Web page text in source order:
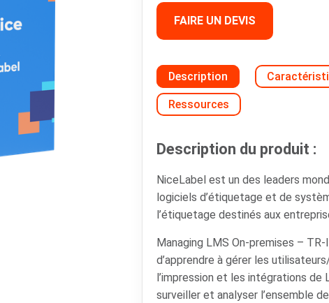
FAIRE UN DEVIS
Description
Ressources
Description du produit :
NiceLabel est un des leaders
logiciels d’étiquetage et de
l’étiquetage destinés aux
Managing LMS On-premises –
d’apprendre à gérer les
l’impression et les intégrations
surveiller et analyser l’ensemble